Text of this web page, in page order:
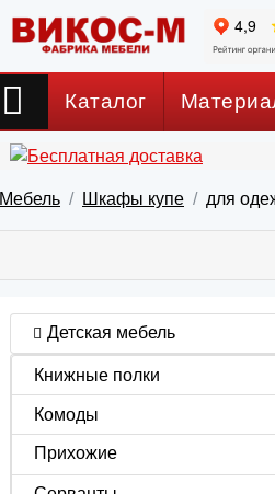
Каталог
Мебель Шкафы купе для
Детская мебель
Книжные полки
Комоды
Прихожие